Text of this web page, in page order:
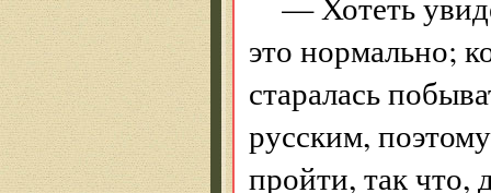
это нормально;
старалась
русским,
пройти, так что,